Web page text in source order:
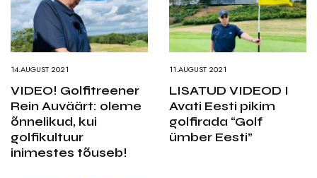
14.AUGUST 2021
VIDEO! Golfitreener
Rein Auväärt: oleme
õnnelikud, kui
golfikultuur
inimestes tõuseb!
11.AUGUST 2021
LISATUD VIDEOD I
Avati Eesti pikim
golfirada “Golf
ümber Eesti”